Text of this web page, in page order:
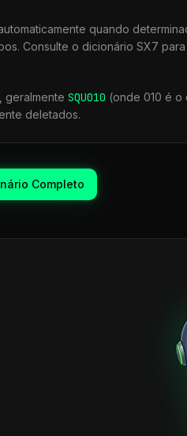
quando
Consulte o dicionário SX7
geralmente SQU010 (onde 010 é o
deletados.
Completo